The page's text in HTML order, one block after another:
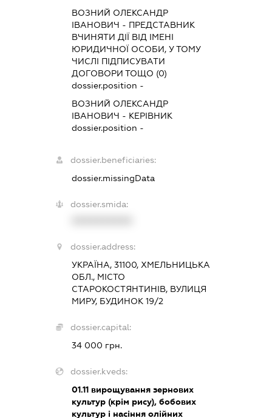
ВОЗНИЙ ОЛЕКСАНДР
ІВАНОВИЧ - ПРЕДСТАВНИК
ВЧИНЯТИ ДІЇ ВІД ІМЕНІ
ЮРИДИЧНОЇ ОСОБИ, У ТОМУ
ЧИСЛІ ПІДПИСУВАТИ
ДОГОВОРИ ТОЩО (0)
dossier.position -
ВОЗНИЙ ОЛЕКСАНДР
ІВАНОВИЧ - КЕРІВНИК
dossier.position -
dossier.beneficiaries:
dossier.missingData
dossier.smida:
dossier.address:
УКРАЇНА, 31100, ХМЕЛЬНИЦЬКА
ОБЛ., МІСТО
СТАРОКОСТЯНТИНІВ, ВУЛИЦЯ
МИРУ, БУДИНОК 19/2
dossier.capital:
34 000 грн.
dossier.kveds:
01.11 вирощування зернових
культур (крім рису), бобових
культур і насіння олійних